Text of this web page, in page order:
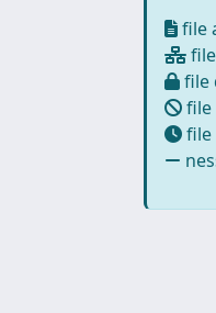
file
file
file
file